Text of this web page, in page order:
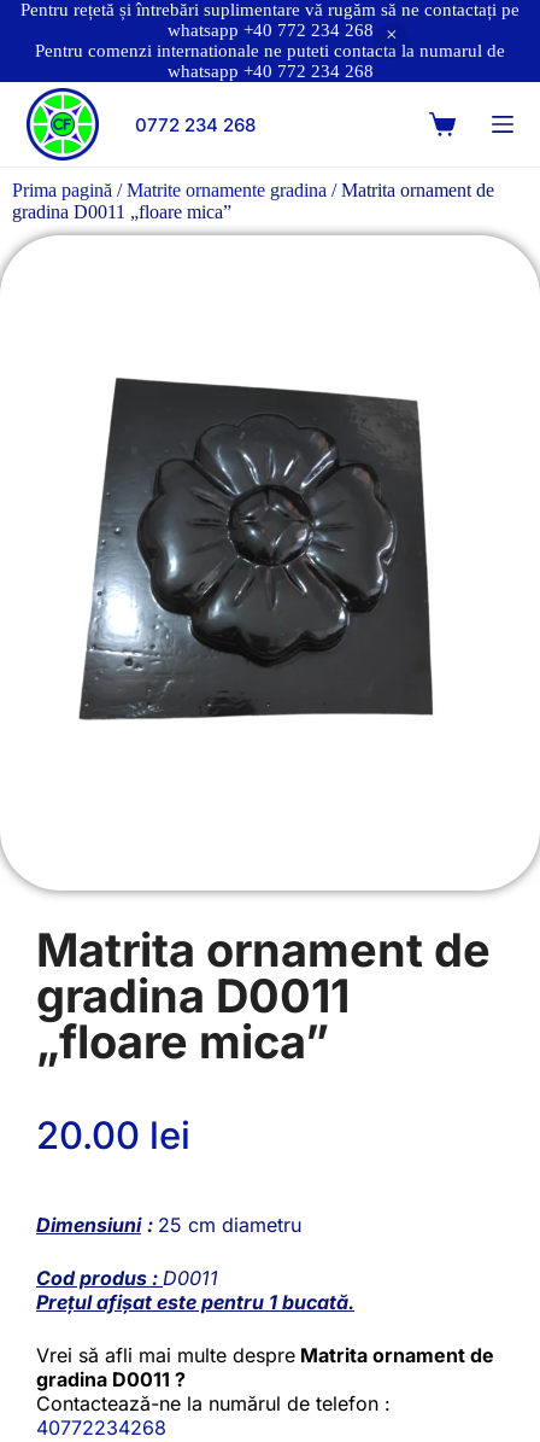
Pentru rețetă și întrebări suplimentare vă rugăm să ne contactați pe
whatsapp +40 772 234 268
Pentru comenzi internationale ne puteti contacta la numarul de
whatsapp +40 772 234 268
0772 234 268
Prima pagină /Matrite ornamente gradina / Matrita ornament de
gradina D0011 „floare mica”
Matrita ornament de
gradina D0011
„floare mica”
20.00 lei
Dimensiuni : 25 cm diametru
Cod produs : D0011
Prețul afișat este pentru 1 bucată.
Vrei să afli mai multe despre Matrita ornament de
gradina D0011 ?
Contactează-ne la numărul de telefon :
40772234268